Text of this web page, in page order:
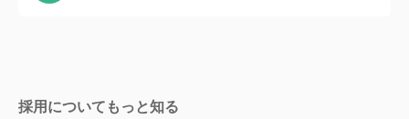
採用についてもっと知る